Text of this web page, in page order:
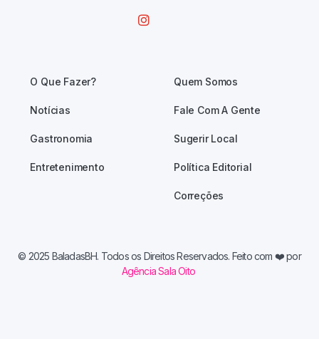
O Que Fazer?
Notícias
Gastronomia
Entretenimento
Quem Somos
Fale Com A Gente
Sugerir Local
Política Editorial
Correções
© 2025 BaladasBH. Todos os Direitos Reservados. Feito com ❤️ por
Agência Sala Oito